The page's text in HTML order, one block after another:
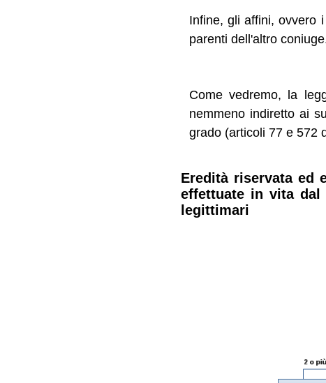
Infine, gli affini, ovvero
parenti dell'altro
Come vedremo, la
nemmeno indiretto ai
grado (articoli 77 e 572
Eredità riservata ed
effettuate in vita dal
legittimari